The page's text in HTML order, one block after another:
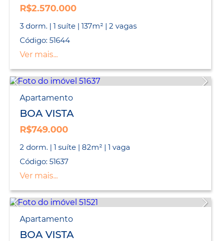
R$2.570.000
3 dorm. | 1 suíte | 137m² | 2 vagas
Código: 51644
Ver mais...
Apartamento
BOA VISTA
R$749.000
2 dorm. | 1 suíte | 82m² | 1 vaga
Código: 51637
Ver mais...
Apartamento
BOA VISTA